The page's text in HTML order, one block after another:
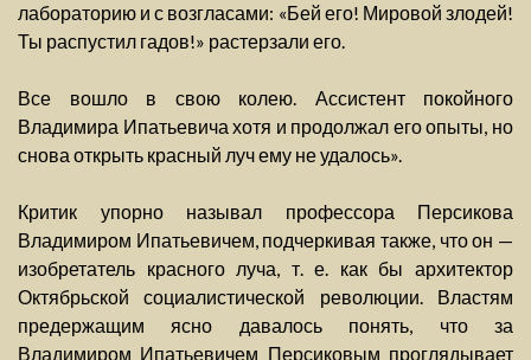
лабораторию и с возгласами: «Бей его! Мировой злодей!
Ты распустил гадов!» растерзали его.
Все вошло в свою колею. Ассистент покойного
Владимира Ипатьевича хотя и продолжал его опыты, но
снова открыть красный луч ему не удалось».
Критик упорно называл профессора Персикова
Владимиром Ипатьевичем, подчеркивая также, что он —
изобретатель красного луча, т. е. как бы архитектор
Октябрьской социалистической революции. Властям
предержащим ясно давалось понять, что за
Владимиром Ипатьевичем Персиковым проглядывает